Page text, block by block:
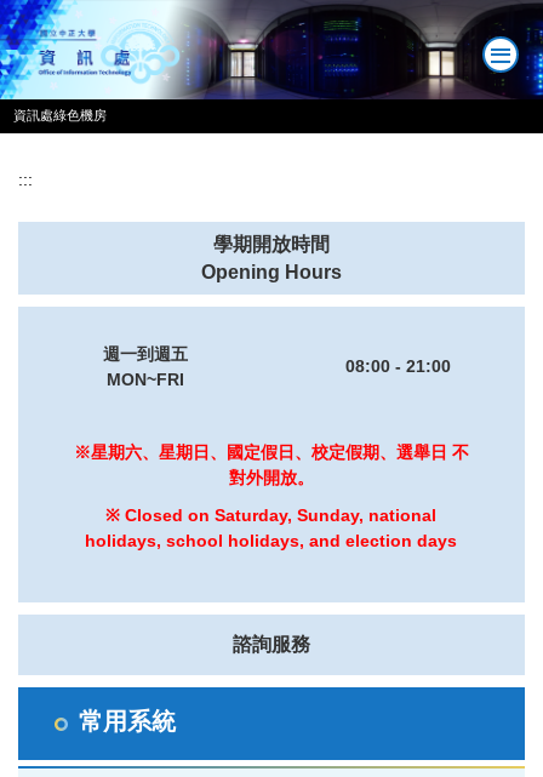
跳
到
主
要
內
資訊處綠色機房
:::
學期開放時間
Opening Hours
週一到週五
MON~FRI
08:00 - 21:00
※星期六、星期日、國定假日、校定假期、選舉日 不
對外開放。
※ Closed on Saturday, Sunday, national
holidays, school holidays, and election days
諮詢服務
常用系統